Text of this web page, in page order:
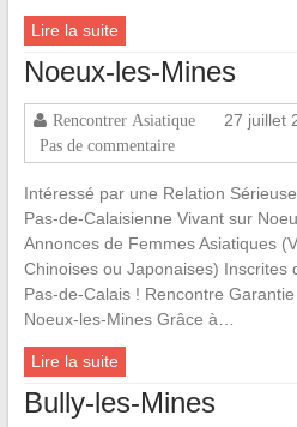
Lire la suite
Noeux-les-Mines
Rencontrer Asiatique 27 juillet
Pas de commentaire
Intéressé par une Relation
Pas-de-Calaisienne Vivant sur
Annonces de Femmes Asiatiques
Chinoises ou Japonaises) Inscrites
Pas-de-Calais ! Rencontre
Noeux-les-Mines Grâce à…
Lire la suite
Bully-les-Mines